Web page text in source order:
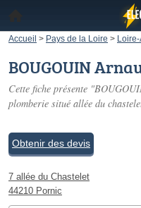
Accueil > Pays de la Loire >
BOUGOUIN
Cette fiche présente
plomberie situé allée du
Obtenir des devis
7 allée du Chastelet
44210 Pornic